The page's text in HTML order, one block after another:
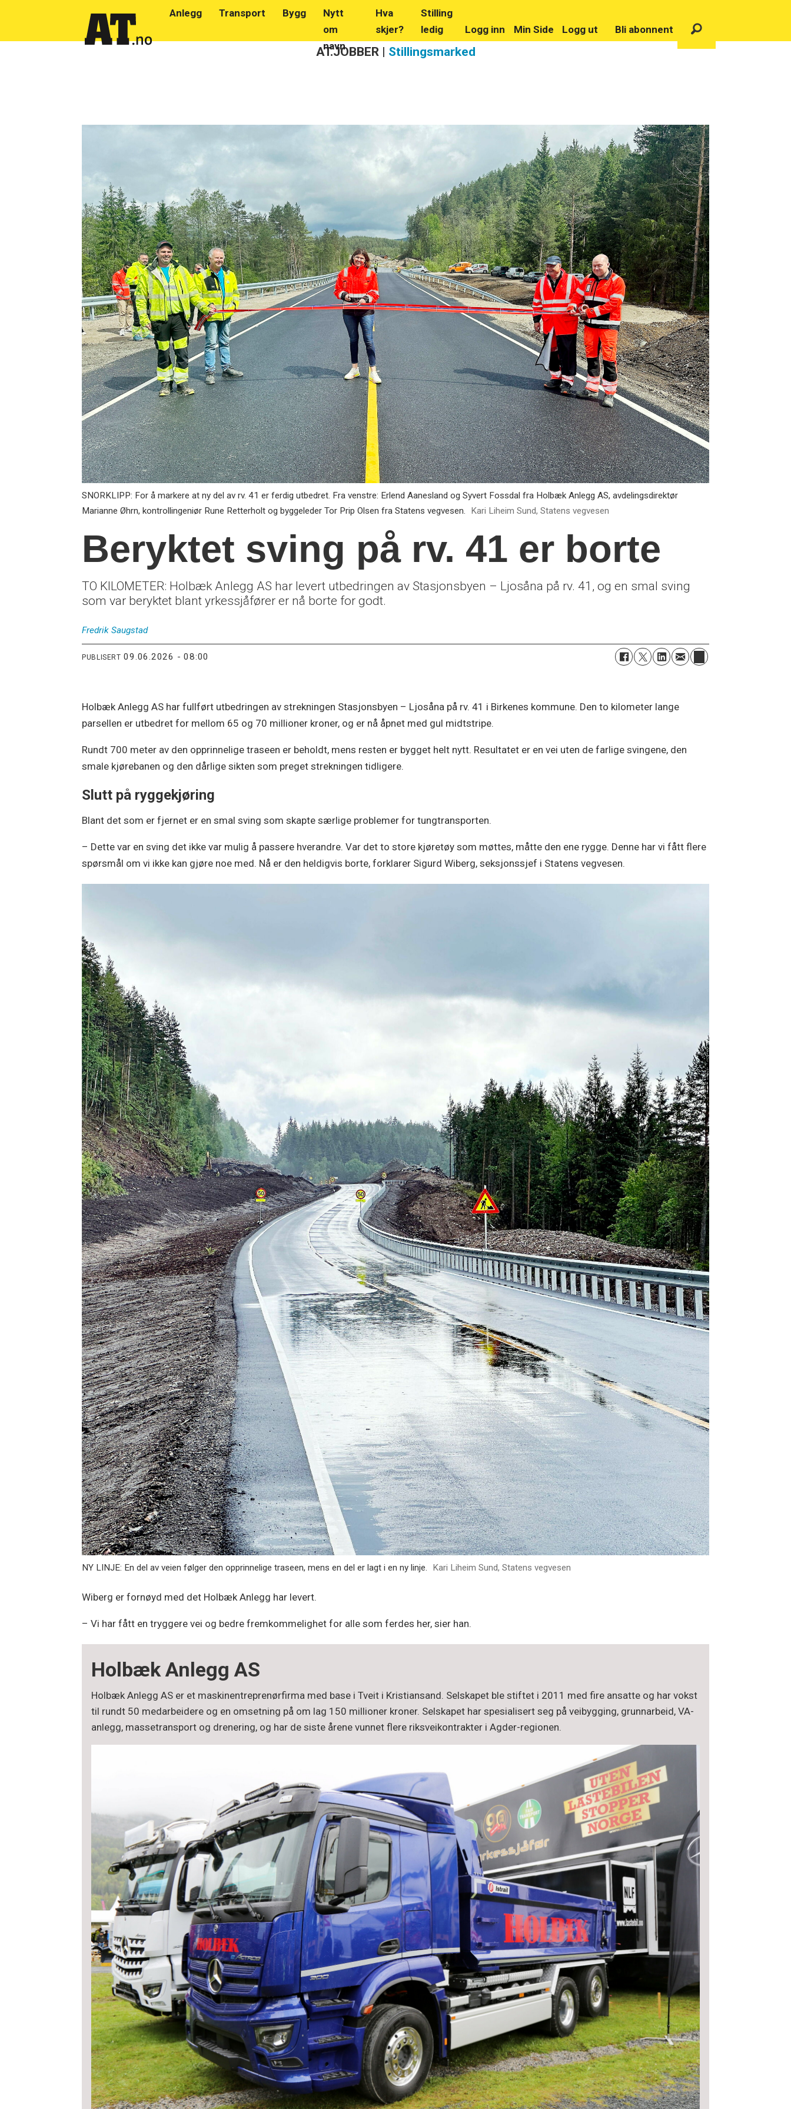
Anlegg Transport Bygg
Nytt
om
navn
Hva
skjer?
Stilling
ledig
Logg inn Min Side Logg ut Bli abonnent
AT.JOBBER | Stillingsmarked
SNORKLIPP: For å markere at ny del av rv. 41 er ferdig utbedret. Fra venstre: Erlend Aanesland og Syvert Fossdal fra Holbæk Anlegg AS, avdelingsdirektør
Marianne Øhrn, kontrollingeniør Rune Retterholt og byggeleder Tor Prip Olsen fra Statens vegvesen.
Kari Liheim Sund, Statens vegvesen
Beryktet sving på rv. 41 er borte
TO KILOMETER: Holbæk Anlegg AS har levert utbedringen av Stasjonsbyen – Ljosåna på rv. 41, og en smal sving
som var beryktet blant yrkessjåfører er nå borte for godt.
Fredrik Saugstad
PUBLISERT 09.06.2026 - 08:00
Holbæk Anlegg AS har fullført utbedringen av strekningen Stasjonsbyen – Ljosåna på rv. 41 i Birkenes kommune. Den to kilometer lange
parsellen er utbedret for mellom 65 og 70 millioner kroner, og er nå åpnet med gul midtstripe.
Rundt 700 meter av den opprinnelige traseen er beholdt, mens resten er bygget helt nytt. Resultatet er en vei uten de farlige svingene, den
smale kjørebanen og den dårlige sikten som preget strekningen tidligere.
Slutt på ryggekjøring
Blant det som er fjernet er en smal sving som skapte særlige problemer for tungtransporten.
– Dette var en sving det ikke var mulig å passere hverandre. Var det to store kjøretøy som møttes, måtte den ene rygge. Denne har vi fått flere
spørsmål om vi ikke kan gjøre noe med. Nå er den heldigvis borte, forklarer Sigurd Wiberg, seksjonssjef i Statens vegvesen.
NY LINJE: En del av veien følger den opprinnelige traseen, mens en del er lagt i en ny linje. Kari Liheim Sund, Statens vegvesen
Wiberg er fornøyd med det Holbæk Anlegg har levert.
– Vi har fått en tryggere vei og bedre fremkommelighet for alle som ferdes her, sier han.
Holbæk Anlegg AS
Holbæk Anlegg AS er et maskinentreprenørfirma med base i Tveit i Kristiansand. Selskapet ble stiftet i 2011 med fire ansatte og har vokst
til rundt 50 medarbeidere og en omsetning på om lag 150 millioner kroner. Selskapet har spesialisert seg på veibygging, grunnarbeid, VA-
anlegg, massetransport og drenering, og har de siste årene vunnet flere riksveikontrakter i Agder-regionen.